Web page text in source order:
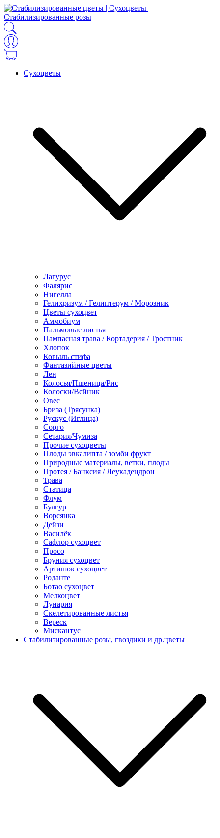
Сухоцветы
Лагурус
Фалярис
Нигелла
Гелихризум / Гелиптерум / Морозник
Цветы сухоцвет
Аммобиум
Пальмовые листья
Пампасная трава / Кортадерия / Тростник
Хлопок
Ковыль стифа
Фантазийные цветы
Лен
Колосья/Пшеница/Рис
Колоски/Вейник
Овес
Бриза (Трясунка)
Рускус (Иглица)
Сорго
Сетария/Чумиза
Прочие сухоцветы
Плоды эвкалипта / зомби фрукт
Природные материалы, ветки, плоды
Протея / Банксия / Леукадендрон
Трава
Статица
Флум
Булгур
Ворсянка
Дейзи
Василёк
Сафлор сухоцвет
Просо
Бруния сухоцвет
Артишок сухоцвет
Роданте
Ботао сухоцвет
Мелкоцвет
Лунария
Скелетированные листья
Вереск
Мискантус
Стабилизированные розы, гвоздики и др.цветы